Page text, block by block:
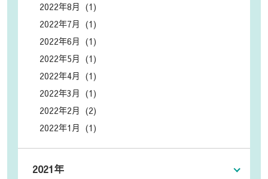
2022年8月 (1)
2022年7月 (1)
2022年6月 (1)
2022年5月 (1)
2022年4月 (1)
2022年3月 (1)
2022年2月 (2)
2022年1月 (1)
2021年